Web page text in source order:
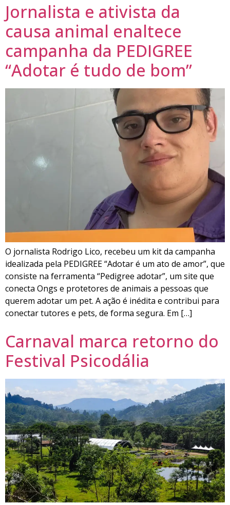
Jornalista e ativista da
causa animal enaltece
campanha da PEDIGREE
“Adotar é tudo de bom”
O jornalista Rodrigo Lico, recebeu um kit da campanha
idealizada pela PEDIGREE “Adotar é um ato de amor”, que
consiste na ferramenta “Pedigree adotar”, um site que
conecta Ongs e protetores de animais a pessoas que
querem adotar um pet. A ação é inédita e contribui para
conectar tutores e pets, de forma segura. Em […]
Carnaval marca retorno do
Festival Psicodália